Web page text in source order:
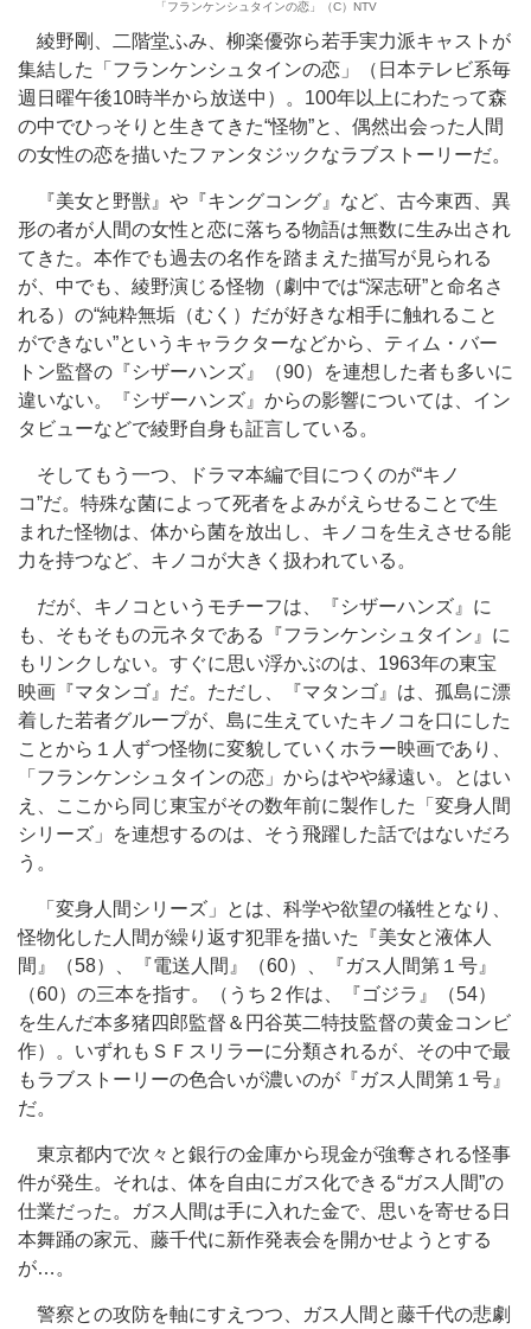
「フランケンシュタインの恋」（C）NTV
綾野剛、二階堂ふみ、柳楽優弥ら若手実力派キャストが
集結した「フランケンシュタインの恋」（日本テレビ系毎
週日曜午後10時半から放送中）。100年以上にわたって森
の中でひっそりと生きてきた“怪物”と、偶然出会った人間
の女性の恋を描いたファンタジックなラブストーリーだ。
『美女と野獣』や『キングコング』など、古今東西、異
形の者が人間の女性と恋に落ちる物語は無数に生み出され
てきた。本作でも過去の名作を踏まえた描写が見られる
が、中でも、綾野演じる怪物（劇中では“深志研”と命名さ
れる）の“純粋無垢（むく）だが好きな相手に触れること
ができない”というキャラクターなどから、ティム・バー
トン監督の『シザーハンズ』（90）を連想した者も多いに
違いない。『シザーハンズ』からの影響については、イン
タビューなどで綾野自身も証言している。
そしてもう一つ、ドラマ本編で目につくのが“キノ
コ”だ。特殊な菌によって死者をよみがえらせることで生
まれた怪物は、体から菌を放出し、キノコを生えさせる能
力を持つなど、キノコが大きく扱われている。
だが、キノコというモチーフは、『シザーハンズ』に
も、そもそもの元ネタである『フランケンシュタイン』に
もリンクしない。すぐに思い浮かぶのは、1963年の東宝
映画『マタンゴ』だ。ただし、『マタンゴ』は、孤島に漂
着した若者グループが、島に生えていたキノコを口にした
ことから１人ずつ怪物に変貌していくホラー映画であり、
「フランケンシュタインの恋」からはやや縁遠い。とはい
え、ここから同じ東宝がその数年前に製作した「変身人間
シリーズ」を連想するのは、そう飛躍した話ではないだろ
う。
「変身人間シリーズ」とは、科学や欲望の犠牲となり、
怪物化した人間が繰り返す犯罪を描いた『美女と液体人
間』（58）、『電送人間』（60）、『ガス人間第１号』
（60）の三本を指す。（うち２作は、『ゴジラ』（54）
を生んだ本多猪四郎監督＆円谷英二特技監督の黄金コンビ
作）。いずれもＳＦスリラーに分類されるが、その中で最
もラブストーリーの色合いが濃いのが『ガス人間第１号』
だ。
東京都内で次々と銀行の金庫から現金が強奪される怪事
件が発生。それは、体を自由にガス化できる“ガス人間”の
仕業だった。ガス人間は手に入れた金で、思いを寄せる日
本舞踊の家元、藤千代に新作発表会を開かせようとする
が…。
警察との攻防を軸にすえつつ、ガス人間と藤千代の悲劇